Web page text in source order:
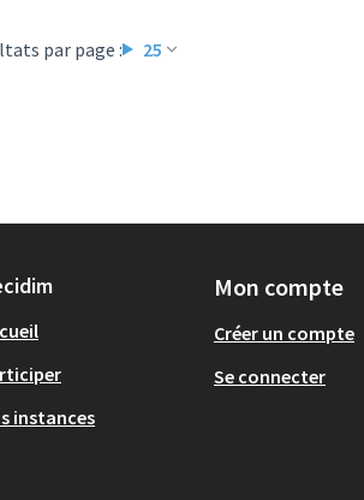
par page : 25
instances
Mon compte
Créer un compte
Se connecter